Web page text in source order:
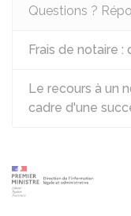
Questions ?
Frais de notaire :
Le recours à un
cadre d'une